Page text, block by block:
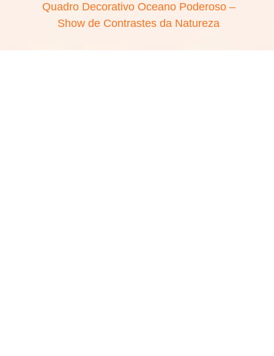
Quadro Decorativo Oceano Poderoso –
Show de Contrastes da Natureza